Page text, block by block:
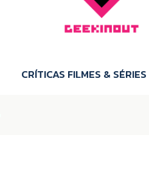
CRÍTICAS FILMES & SÉRIES